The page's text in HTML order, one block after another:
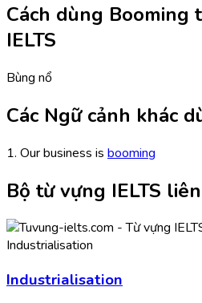
Cách dùng Booming
IELTS
Bùng nổ
Các Ngữ cảnh khác
1. Our business is booming
Bộ từ vựng IELTS
Industrialisation